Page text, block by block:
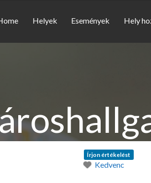
Helyek Események Hely
Írjon értékelést
Kedvenc